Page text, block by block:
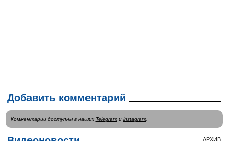
Добавить комментарий
Комментарии доступны в наших Telegramи instagram.
АРХИВ